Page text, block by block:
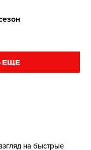
ЕЩЕ
на быстрые